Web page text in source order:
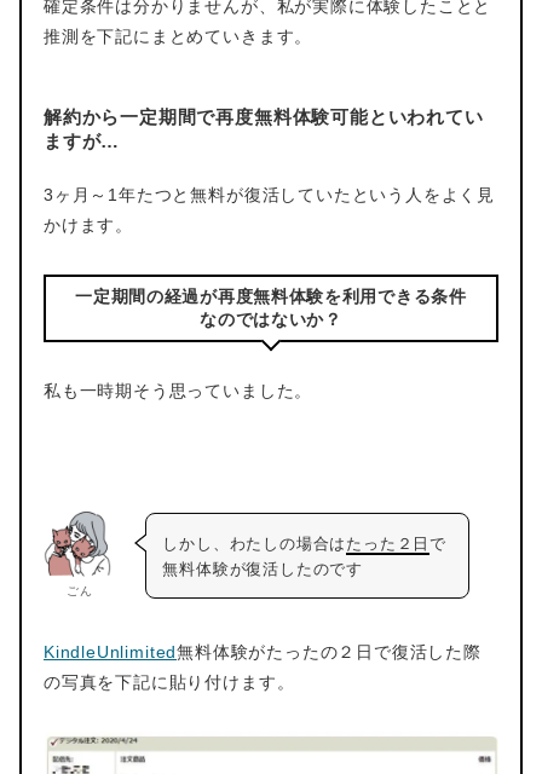
確定条件は分かりませんが、私が実際に体験したことと
推測を下記にまとめていきます。
解約から一定期間で再度無料体験可能といわれてい
ますが…
3ヶ月～1年たつと無料が復活していたという人をよく見
かけます。
一定期間の経過が再度無料体験を利用できる条件
なのではないか？
私も一時期そう思っていました。
ごん
しかし、わたしの場合は たった２日で
無料体験が復活したのです
KindleUnlimited無料体験がたったの２日で復活した際
の写真を下記に貼り付けます。